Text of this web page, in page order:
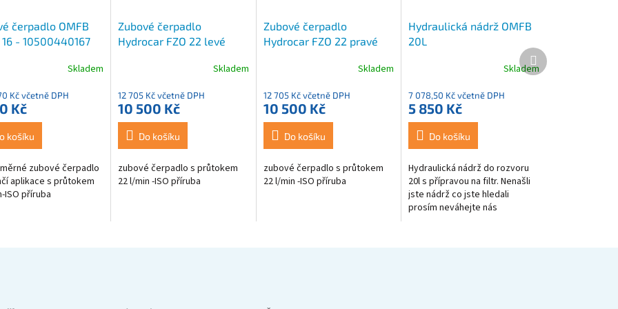
čerpadlo OMFB
16 - 10500440167
Skladem
Kč včetně DPH
Kč
košíku
zubové čerpadlo
aplikace s průtokem
ISO příruba
Zubové čerpadlo
Hydrocar FZO 22 levé
Skladem
12 705 Kč včetně DPH
10 500 Kč
Do košíku
zubové čerpadlo s průtokem
22 l/min -ISO příruba
Zubové čerpadlo
Hydrocar FZO 22 pravé
Skladem
12 705 Kč včetně DPH
10 500 Kč
Do košíku
zubové čerpadlo s průtokem
22 l/min -ISO příruba
Hydraulická nádrž OMFB
20L
Skladem
7 078,50 Kč včetně DPH
5 850 Kč
Do košíku
Hydraulická nádrž do rozvoru
20l s přípravou na filtr. Nenašli
jste nádrž co jste hledali
prosím neváhejte nás
Další
produkt